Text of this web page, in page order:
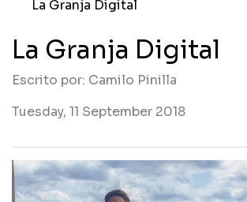
La Granja Digital
La Granja Digital
Escrito por: Camilo Pinilla
Tuesday, 11 September 2018